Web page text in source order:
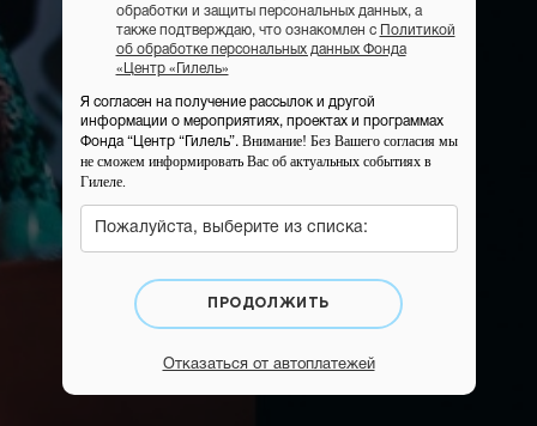
обработки и защиты персональных данных, а
также подтверждаю, что ознакомлен с
Политикой
об обработке персональных данных Фонда
«Центр «Гилель»
Я согласен на получение рассылок и другой
информации о мероприятиях, проектах и программах
Фонда “Центр “Гилель”. Внимание! Без Вашего согласия мы
не сможем информировать Вас об актуальных событиях в
Гилеле.
Пожалуйста, выберите из списка:
ПРОДОЛЖИТЬ
Отказаться от автоплатежей